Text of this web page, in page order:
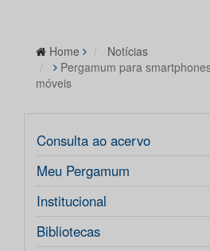
Home
Notícias
Pergamum para
móveis
Consulta ao acervo
Meu Pergamum
Institucional
Bibliotecas